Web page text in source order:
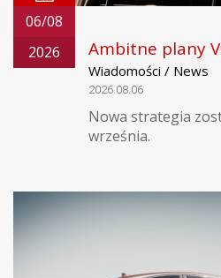
06/08
2026
Ambitne plany
Wiadomości / News
2026.08.06
Nowa strategia
września.